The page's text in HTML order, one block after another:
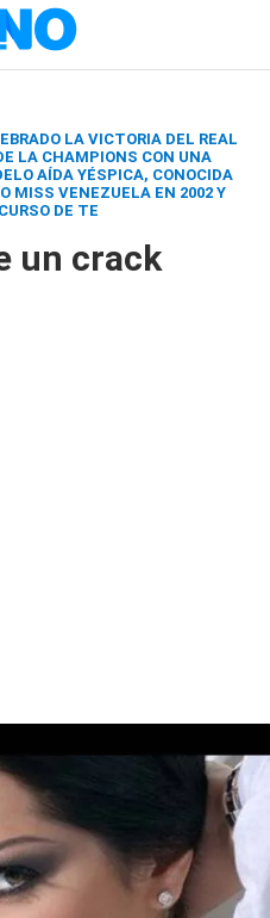
LA VICTORIA DEL REAL
LA CHAMPIONS CON UNA
AÍDA YÉSPICA, CONOCIDA
MISS VENEZUELA EN 2002 Y
DE TE
un crack